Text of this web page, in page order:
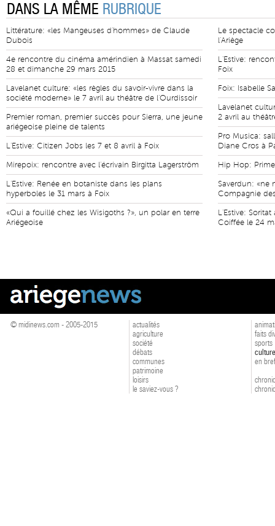
DANS LA MÊME RUBRIQUE
Littérature: «les Mangeuses d'hommes» de Claude
Dubois
4e rencontre du cinéma amérindien à Massat samedi
28 et dimanche 29 mars 2015
Lavelanet culture: «les règles du savoir-vivre dans la
société moderne» le 7 avril au théâtre de l'Ourdissoir
Premier roman, premier succès pour Sierra, une jeune
ariégeoise pleine de talents
L'Estive: Citizen Jobs les 7 et 8 avril à Foix
Mirepoix: rencontre avec l'écrivain Birgitta Lagerström
L'Estive: Renée en botaniste dans les plans
hyperboles le 31 mars à Foix
«Qui a fouillé chez les Wisigoths ?», un polar en terre
Ariégeoise
Le spectacle
l'Ariège
L'Estive:
Foix
Foix: Isabelle
Lavelanet
2 avril au
Pro Musica:
Diane Cros à
Hip Hop:
Saverdun: «ne
Compagnie
L'Estive:
Coiffée le 24
© midinews.com - 2005-2015
actualités
agriculture
société
débats
communes
patrimoine
loisirs
le saviez-vous ?
faits
sports
culture
en bref